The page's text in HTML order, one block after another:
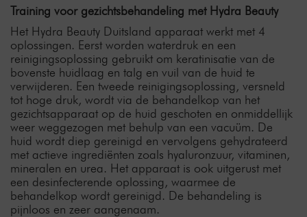
Training voor gezichtsbehandeling met Hydra Beauty
Het Hydra Beauty Duitsland apparaat werkt met 4
oplossingen. Eerst worden waterdruk en een
reinigingsoplossing gebruikt om keratinisatie van de
bovenste huidlaag en talg en vuil van de huid te
verwijderen. Een tweede reinigingsoplossing, versneld
tot hoge druk, wordt via de behandelkop van het
gezichtsapparaat op de huid geschoten en onmiddellijk
weer weggezogen met behulp van een vacuüm. De
huid wordt diep gereinigd en vervolgens gehydrateerd
met actieve ingrediënten zoals hyaluronzuur, vitaminen,
mineralen en urea. Het apparaat is ook uitgerust met
een desinfecterende oplossing, waarmee de
behandelkop wordt gereinigd. De behandeling is
pijnloos en zeer aangenaam.